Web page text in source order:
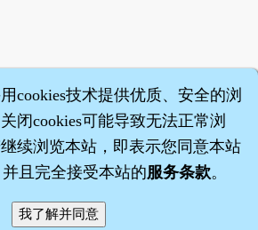
·沈药子©2008～2026
cookies技术提供优质、安全的浏
闭cookies可能导致无法正常浏
续浏览本站，即表示您同意本站
且完全接受本站的服务条款。